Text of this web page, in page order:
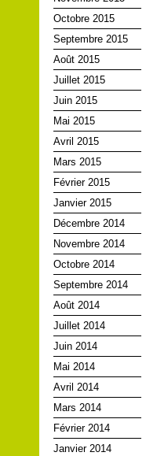
Octobre 2015
Septembre 2015
Août 2015
Juillet 2015
Juin 2015
Mai 2015
Avril 2015
Mars 2015
Février 2015
Janvier 2015
Décembre 2014
Novembre 2014
Octobre 2014
Septembre 2014
Août 2014
Juillet 2014
Juin 2014
Mai 2014
Avril 2014
Mars 2014
Février 2014
Janvier 2014